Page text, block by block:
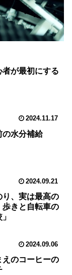
が最初にする
2024.11.17
の水分補給
2024.09.21
り、実は最高の
歩きと自転車の
2024.09.06
のコーヒーの